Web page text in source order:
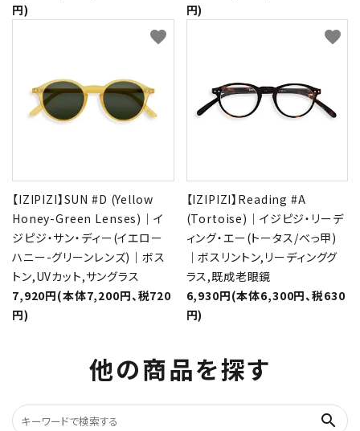
円)
円)
【IZIPIZI】SUN #D (Yellow
Honey-Green Lenses)｜イ
ジピジ・サン・ディー(イエロー
ハニー-グリーンレンズ)｜ボス
トン,UVカット,サングラス
7,920円(本体7,200円、税720
円)
favorite
【IZIPIZI】Reading #A
(Tortoise)｜イジピジ・リーデ
ィング・エー(トータス/べっ甲)
｜ボスリントン,リーディンググ
ラス,既成老眼鏡
6,930円(本体6,300円、税630
円)
favorite
他の商品を探す
search